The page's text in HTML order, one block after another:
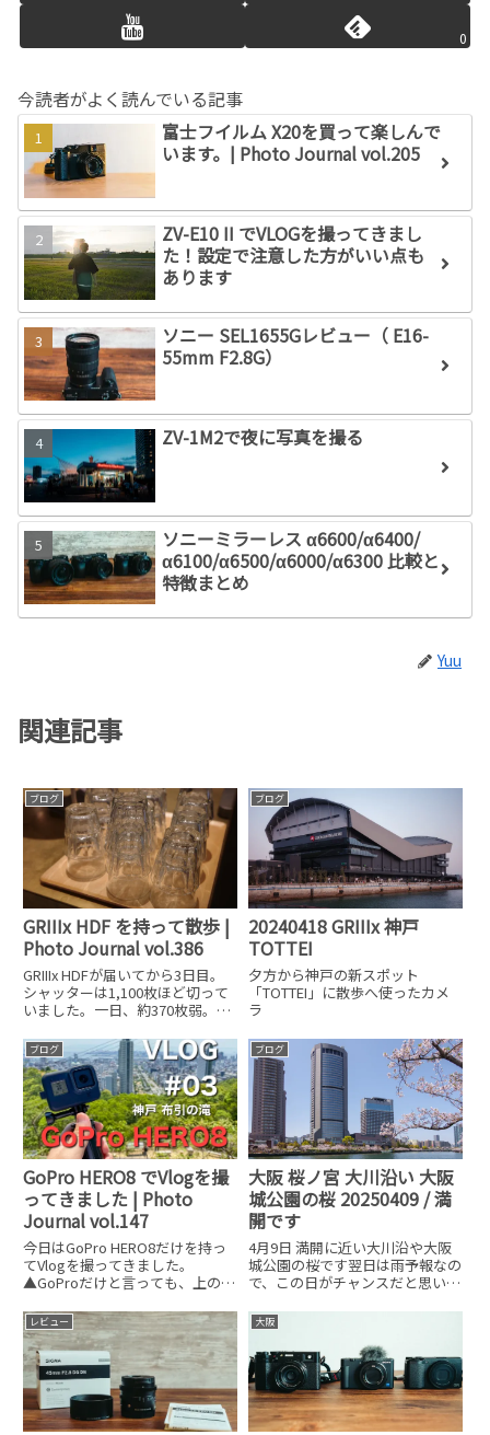
0
今読者がよく読んでいる記事
富士フイルム X20を買って楽しんで
います。| Photo Journal vol.205
ZV-E10 II でVLOGを撮ってきまし
た！設定で注意した方がいい点も
あります
ソニー SEL1655Gレビュー（ E16-
55mm F2.8G）
ZV-1M2で夜に写真を撮る
ソニーミラーレス α6600/α6400/
α6100/α6500/α6000/α6300 比較と
特徴まとめ
Yuu
関連記事
ブログ
GRIIIx HDF を持って散歩 |
Photo Journal vol.386
GRIIIx HDFが届いてから3日目。
シャッターは1,100枚ほど切って
いました。一日、約370枚弱。
枚撮れないくらいで使い切るの
で、いつも最後の方で交換してい
るのでシャッター回数はおおよそ
そんな感じ
ブログ
20240418 GRIIIx 神戸
TOTTEI
夕方から神戸の新スポット
「TOTTEI」に散歩へ使ったカメ
ラ
ブログ
GoPro HERO8 でVlogを撮
ってきました | Photo
Journal vol.147
今日はGoPro HERO8だけを持っ
てVlogを撮ってきました。
▲GoProだけと言っても、上のモ
かけてきました。メインはGoPro
HERO8、予備バッテリー、
AirPods Pro、iPhone 11 P
ブログ
大阪 桜ノ宮 大川沿い 大阪
城公園の桜 20250409 / 満
開です
4月9日 満開に近い大川沿や大阪
城公園の桜です翌日は雨予報なの
で、この日がチャンスだと思い再
駅前のビルの桜の様子その前に
梅田の大阪駅前のビルの桜の様子
ですここはビルの谷間に咲く桜で
毎年チェックしていますちょう
レビュー 大阪